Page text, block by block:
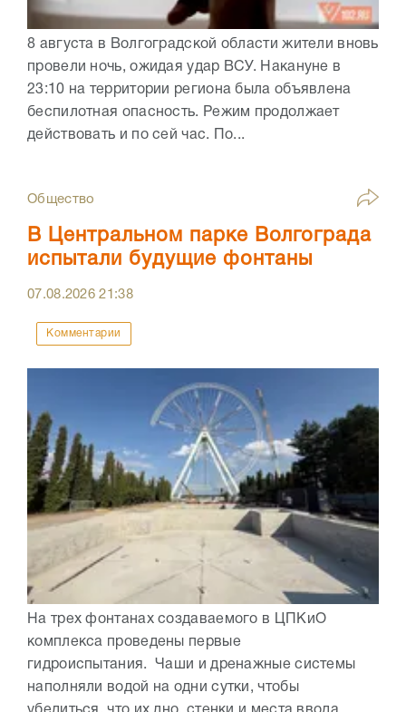
8 августа в Волгоградской области жители вновь
провели ночь, ожидая удар ВСУ. Накануне в
23:10 на территории региона была объявлена
беспилотная опасность. Режим продолжает
действовать и по сей час. По...
Общество
В Центральном парке Волгограда
испытали будущие фонтаны
07.08.202621:38
Комментарии
На трех фонтанах создаваемого в ЦПКиО
комплекса проведены первые
гидроиспытания. Чаши и дренажные системы
наполняли водой на одни сутки, чтобы